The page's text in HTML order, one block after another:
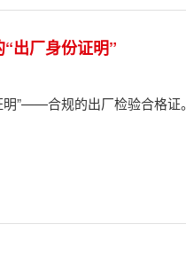
出厂身份证明”
”——合规的出厂检验合格证。